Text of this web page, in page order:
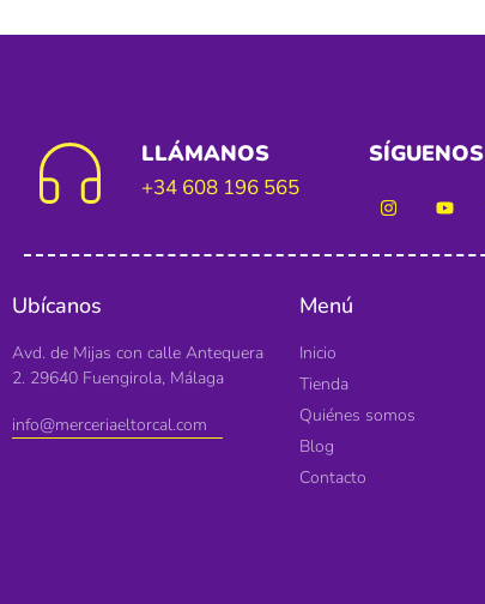
LLÁMANOS
+34 608 196 565
SÍGUENOS
Ubícanos
Avd. de Mijas con calle Antequera
2. 29640 Fuengirola, Málaga
info@merceriaeltorcal.com
Menú
Inicio
Tienda
Quiénes somos
Blog
Contacto